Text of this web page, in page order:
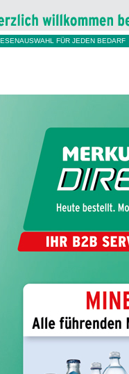
FÜR JEDEN BEDARF